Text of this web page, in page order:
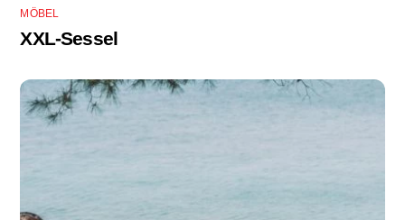
MÖBEL
XXL-Sessel